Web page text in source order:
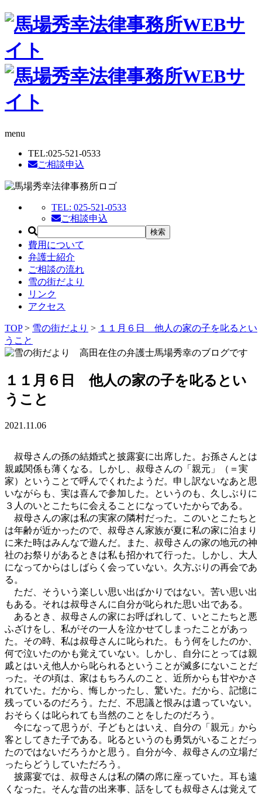
menu
TEL:025-521-0533
ご相談申込
TEL: 025-521-0533
ご相談申込
費用について
弁護士紹介
ご相談の流れ
雪の街だより
リンク
アクセス
TOP> 雪の街だより > １１月６日 他人の家の子を叱るとい
うこと
１１月６日 他人の家の子を叱るとい
うこと
2021.11.06
叔母さんの孫の結婚式と披露宴に出席した。お孫さんとは
親戚関係も薄くなる。しかし、叔母さんの「親元」（＝実
家）ということで呼んでくれたようだ。申し訳ないなあと思
いながらも、実は喜んで参加した。というのも、久しぶりに
３人のいとこたちに会えることになっていたからである。
叔母さんの家は私の実家の隣村だった。このいとこたちと
は年齢が近かったので、叔母さん家族が夏に私の家に泊まり
に来た時はみんなで遊んだ。また、叔母さんの家の地元の神
社のお祭りがあるときは私も招かれて行った。しかし、大人
になってからはしばらく会っていない。久方ぶりの再会であ
る。
ただ、そういう楽しい思い出ばかりではない。苦い思い出
もある。それは叔母さんに自分が叱られた思い出である。
あるとき、叔母さんの家にお呼ばれして、いとこたちと悪
ふざけをし、私がその一人を泣かせてしまったことがあっ
た。その時、私は叔母さんに叱られた。もう何をしたのか、
何で泣いたのかも覚えていない。しかし、自分にとっては親
戚とはいえ他人から叱られるということが滅多にないことだ
った。その頃は、家はもちろんのこと、近所からも甘やかさ
れていた。だから、悔しかったし、驚いた。だから、記憶に
残っているのだろう。ただ、不思議と恨みは遺っていない。
おそらくは叱られても当然のことをしたのだろう。
今になって思うが、子どもとはいえ、自分の「親元」から
客としてきた子である。叱るというのも勇気がいることだっ
たのではないだろうかと思う。自分が今、叔母さんの立場だ
ったらどうしていただろう。
披露宴では、叔母さんは私の隣の席に座っていた。耳も遠
くなった。そんな昔の出来事、話をしても叔母さんは覚えて